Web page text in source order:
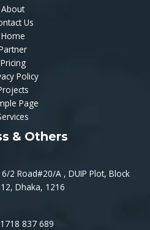
About
Us
Home
Pricing
Policy
Page
& Others
2 Road#20/A , DUIP Plot, Block
Dhaka, 1216
837 689